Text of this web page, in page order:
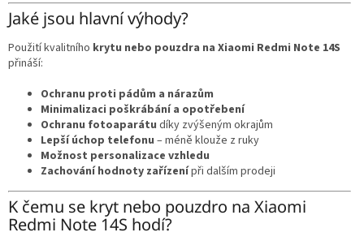
Jaké jsou hlavní výhody?
Použití kvalitního krytu nebo pouzdra na Xiaomi Redmi Note 14S
přináší:
Ochranu proti pádům a nárazům
Minimalizaci poškrábání a opotřebení
Ochranu fotoaparátu díky zvýšeným okrajům
Lepší úchop telefonu – méně klouže z ruky
Možnost personalizace vzhledu
Zachování hodnoty zařízenípři dalším prodeji
K čemu se kryt nebo pouzdro na Xiaomi
Redmi Note 14S hodí?